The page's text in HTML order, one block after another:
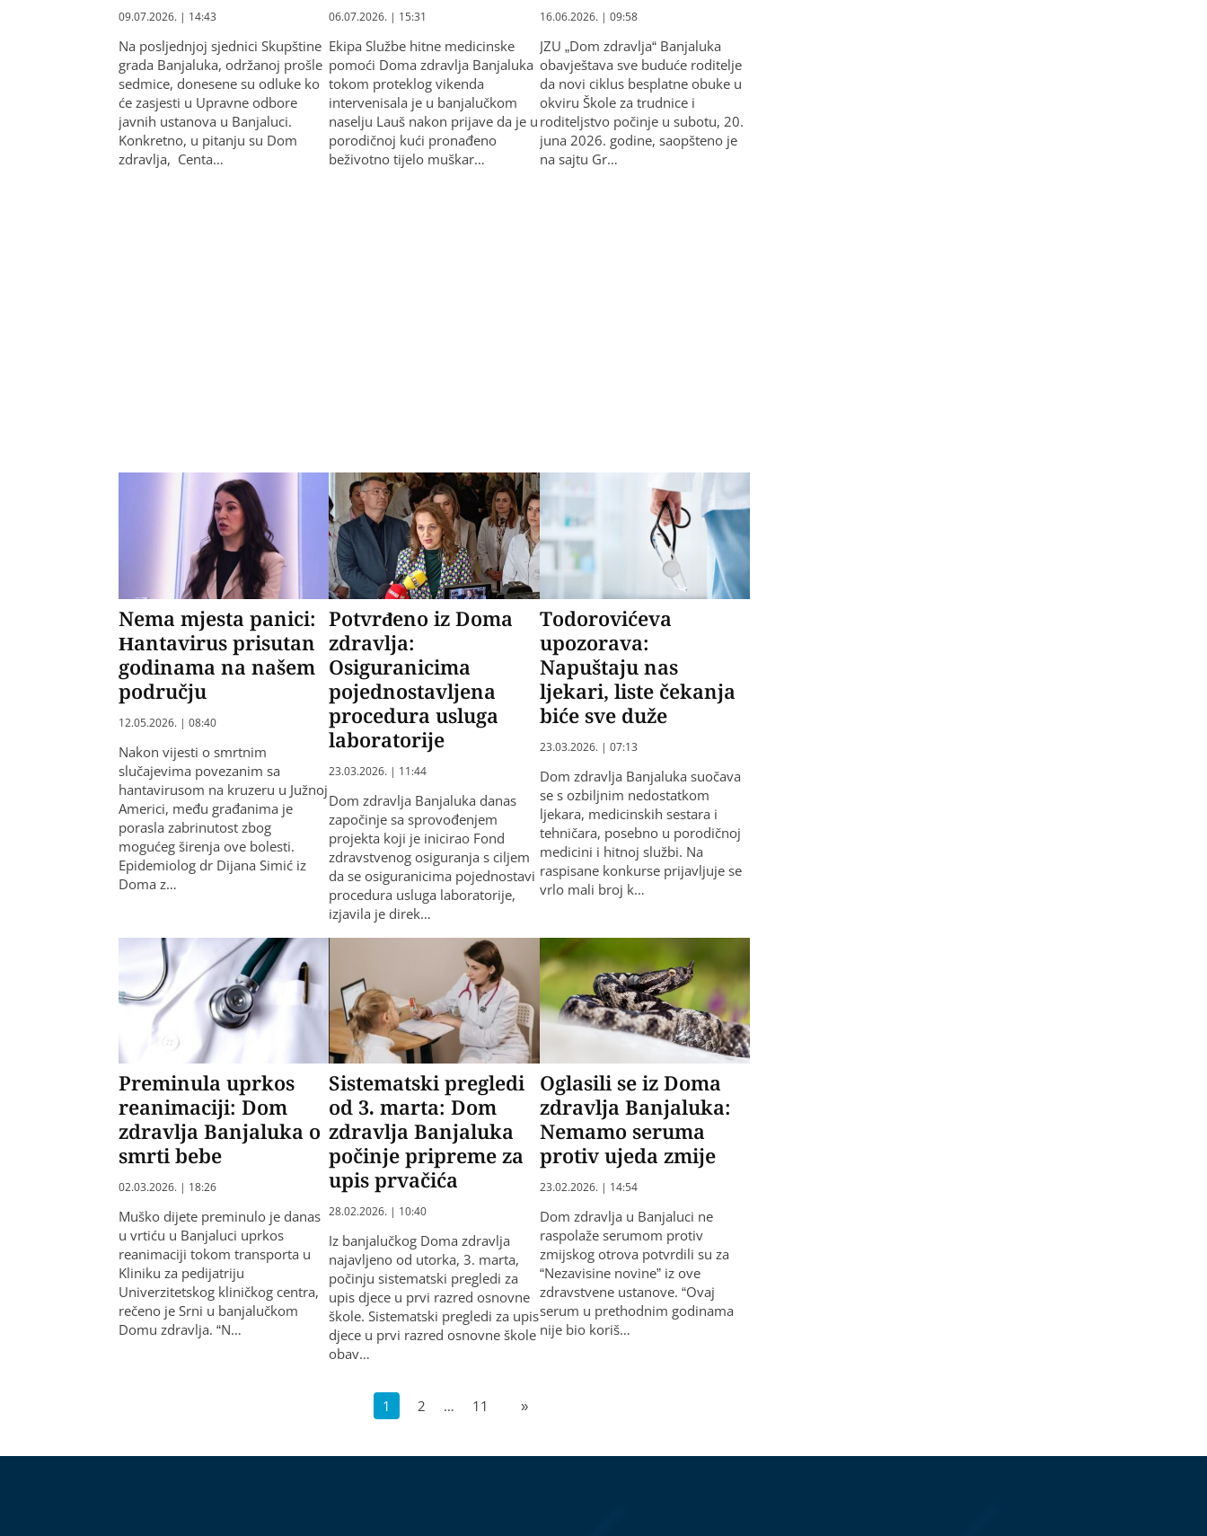
09.07.2026. | 14:43
Na posljednjoj sjednici Skupštine
grada Banjaluka, održanoj prošle
sedmice, donesene su odluke ko
će zasjesti u Upravne odbore
javnih ustanova u Banjaluci.
Konkretno, u pitanju su Dom
zdravlja, Centa…
06.07.2026. | 15:31
Ekipa Službe hitne medicinske
pomoći Doma zdravlja Banjaluka
tokom proteklog vikenda
intervenisala je u banjalučkom
naselju Lauš nakon prijave da je u
porodičnoj kući pronađeno
beživotno tijelo muškar…
16.06.2026. | 09:58
JZU „Dom zdravlja“ Banjaluka
obavještava sve buduće roditelje
da novi ciklus besplatne obuke u
okviru Škole za trudnice i
roditeljstvo počinje u subotu, 20.
juna 2026. godine, saopšteno je
na sajtu Gr…
Nema mjesta panici:
Hantavirus prisutan
godinama na našem
području
12.05.2026. | 08:40
Nakon vijesti o smrtnim
slučajevima povezanim sa
hantavirusom na kruzeru u Južnoj
Americi, među građanima je
porasla zabrinutost zbog
mogućeg širenja ove bolesti.
Epidemiolog dr Dijana Simić iz
Doma z…
Potvrđeno iz Doma
zdravlja:
Osiguranicima
pojednostavljena
procedura usluga
laboratorije
23.03.2026. | 11:44
Dom zdravlja Banjaluka danas
započinje sa sprovođenjem
projekta koji je inicirao Fond
zdravstvenog osiguranja s ciljem
da se osiguranicima pojednostavi
procedura usluga laboratorije,
izjavila je direk…
Todorovićeva
upozorava:
Napuštaju nas
ljekari, liste čekanja
biće sve duže
23.03.2026. | 07:13
Dom zdravlja Banjaluka suočava
se s ozbiljnim nedostatkom
ljekara, medicinskih sestara i
tehničara, posebno u porodičnoj
medicini i hitnoj službi. Na
raspisane konkurse prijavljuje se
vrlo mali broj k…
Preminula uprkos
reanimaciji: Dom
zdravlja Banjaluka o
smrti bebe
02.03.2026. | 18:26
Muško dijete preminulo je danas
u vrtiću u Banjaluci uprkos
reanimaciji tokom transporta u
Kliniku za pedijatriju
Univerzitetskog kliničkog centra,
rečeno je Srni u banjalučkom
Domu zdravlja. “N…
Sistematski pregledi
od 3. marta: Dom
zdravlja Banjaluka
počinje pripreme za
upis prvačića
28.02.2026. | 10:40
Iz banjalučkog Doma zdravlja
najavljeno od utorka, 3. marta,
počinju sistematski pregledi za
upis djece u prvi razred osnovne
škole. Sistematski pregledi za upis
djece u prvi razred osnovne škole
obav…
Oglasili se iz Doma
zdravlja Banjaluka:
Nemamo seruma
protiv ujeda zmije
23.02.2026. | 14:54
Dom zdravlja u Banjaluci ne
raspolaže serumom protiv
zmijskog otrova potvrdili su za
“Nezavisine novine” iz ove
zdravstvene ustanove. “Ovaj
serum u prethodnim godinama
nije bio koriš…
1 2 … 11 »